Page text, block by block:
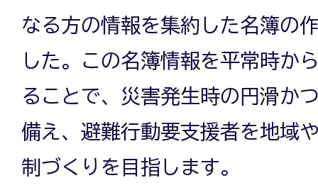
なる方の情報を集約した名簿の
した。この名簿情報を平常時か
ることで、災害発生時の円滑か
備え、避難行動要支援者を地域
制づくりを目指します。